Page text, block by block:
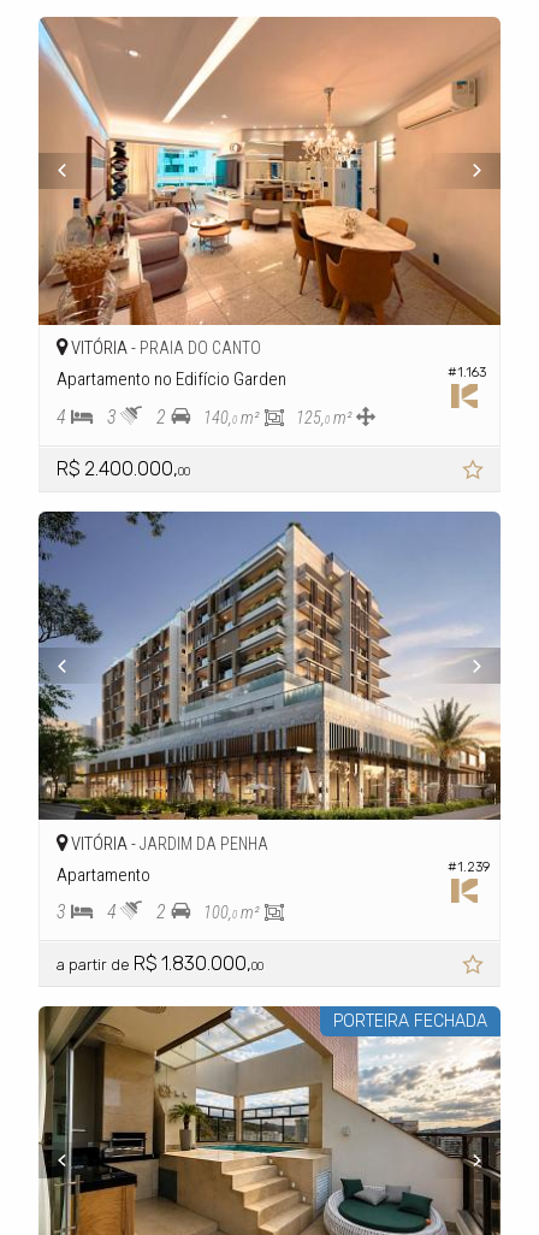
#1.163
VITÓRIA - PRAIA DO CANTO
Apartamento no Edifício Garden
4 3 2 140,0 m² 125,0 m²
R$ 2.400.000,00
#1.239
VITÓRIA -JARDIM DA PENHA
Apartamento
3 4 2 100,0 m²
a partir de R$ 1.830.000,00
PORTEIRA FECHADA